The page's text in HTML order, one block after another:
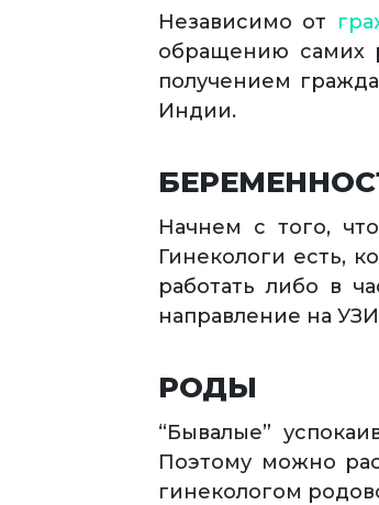
Независимо от
обращению самих
получением
Индии.
Начнем с того,
Гинекологи есть,
работать либо в
направление на
РОДЫ
“Бывалые”
Поэтому можно
гинекологом